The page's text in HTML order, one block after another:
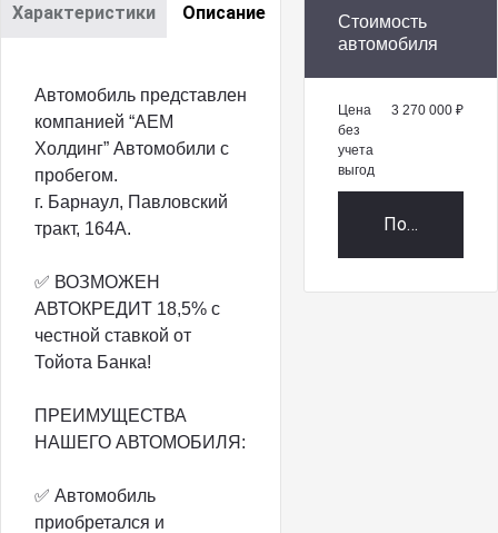
Характеристики Описание
Автомобиль представлен
компанией “АЕМ
Холдинг” Автомобили с
пробегом.
г. Барнаул, Павловский
тракт, 164А.
✅ ВОЗМОЖЕН
АВТОКРЕДИТ 18,5% с
честной ставкой от
Тойота Банка!
ПРЕИМУЩЕСТВА
НАШЕГО АВТОМОБИЛЯ:
✅ Автомобиль
приобретался и
Стоимость
автомобиля
Цена
без
учета
выгод
3 270 000 ₽
Получить